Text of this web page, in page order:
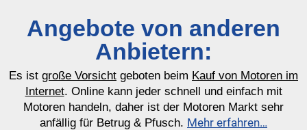
Angebote von anderen
Anbietern:
Es ist große Vorsicht geboten beim Kauf von Motoren im
Internet. Online kann jeder schnell und einfach mit
Motoren handeln, daher ist der Motoren Markt sehr
anfällig für Betrug & Pfusch. Mehr erfahren…